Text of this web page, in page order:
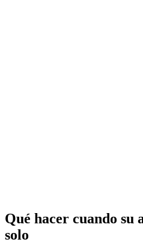
Qué hacer cuando su
solo